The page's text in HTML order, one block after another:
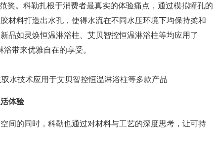
奖。科勒扎根于消费者最真实的体验痛点，通过模拟瞳孔的
材料打造出水孔，使得水流在不同水压环境下均保持柔和
品如灵焕恒温淋浴柱、艾贝智控恒温淋浴柱等均应用了
带来优雅自在的享受。
驭水技术应用于艾贝智控恒温淋浴柱等多款产品
体验
间的同时，科勒也通过对材料与工艺的深度思考，让可持